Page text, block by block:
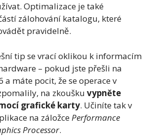
Optimalizace je také
zálohování katalogu, které
pravidelně.
tip se vrací oklikou k informacím
– pokud jste přešli na
a máte pocit, že se operace v
na zkoušku vypněte
grafické karty. Učiníte tak v
na záložce Performance
Processor.